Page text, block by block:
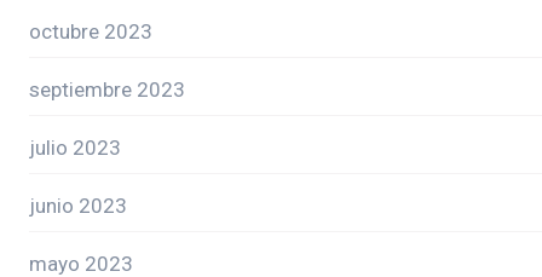
octubre 2023
septiembre 2023
julio 2023
junio 2023
mayo 2023